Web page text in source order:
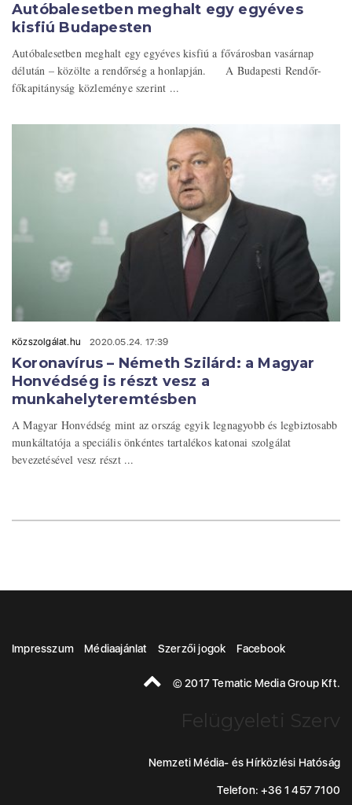
Autóbalesetben meghalt egy egyéves
kisfiú Budapesten
Autóbalesetben meghalt egy egyéves kisfiú a fővárosban vasárnap
délután – közölte a rendőrség a honlapján. A Budapesti Rendőr-
főkapitányság közleménye szerint ...
Közszolgálat.hu 2020.05.24. 17:39
Koronavírus – Németh Szilárd: a Magyar
Honvédség is részt vesz a
munkahelyteremtésben
A Magyar Honvédség mint az ország egyik legnagyobb és legbiztosabb
munkáltatója a speciális önkéntes tartalékos katonai szolgálat
bevezetésével vesz részt ...
Impresszum Médiaajánlat Szerzői jogok Facebook
© 2017 Tematic Media Group Kft.
Felügyeleti Szerv
Nemzeti Média- és Hírközlési Hatóság
Telefon: +36 1 457 7100